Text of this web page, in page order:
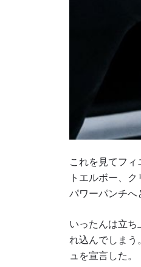
これを見てフ
トエルボー、
パワーパンチへ
いったんは立
れ込んでしま
ュを宣言した。